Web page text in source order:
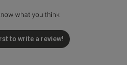
what you think
to write a review!